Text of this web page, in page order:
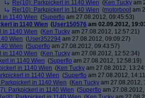
Re(10): Parkpickerl in 1140 Wien (Ken Tucky am
Re(10): Parkpickerl in 1140 Wien (motorboot am
in 1140 Wien (Superflo am 27.08.2012, 09:45:53)
in 1140 Wien (User150576 am 02.09.2012,
in 1140 Wien (Ken Tucky am 27.08.2012, 12:57:21)
Wien (User352294 am 27.08.2012, 09:09:27)
Wien (Superflo am 27.08.2012, 09:43:57)
in 1140 Wien (Ken Tucky am 27.08.2012, 12:52:34)
in 1140 Wien (Superflo am 27.08.2012, 12:58:19)
in 1140 Wien (Ken Tucky am 27.08.2012,
in 1140 Wien (Superflo am 27.08.2012,
Parkpickerl in 1140 Wien (Ken Tucky am 27.08.2012,
Parkpickerl in 1140 Wien (Superflo am